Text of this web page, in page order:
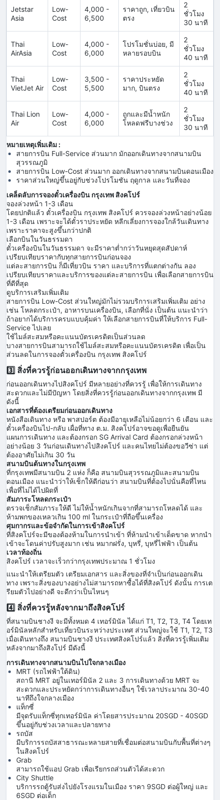
Jetstar
Asia
Low-
Cost
4,000 -
6,500
ราคาถูก, เที่ยวบิน
ตรง
2
ชั่วโมง
30 นาที
Thai
AirAsia
Low-
Cost
4,000 -
6,000
โปรโมชั่นบ่อย, มี
หลายรอบบิน
2
ชั่วโมง
40 นาที
Thai
VietJet Air
Low-
Cost
3,500 -
5,500
ราคาประหยัด
มาก, บินตรง
2
ชั่วโมง
40 นาที
Thai Lion
Air
Low-
Cost
4,000 -
6,000
ถูกและมีน้ำหนัก
โหลดฟรีบางช่วง
2
ชั่วโมง
30 นาที
หมายเหตุเพิ่มเติม :
สายการบิน Full-Service ส่วนมาก มักออกเดินทางจากสนามบิน
สุวรรณภูมิ
สายการบิน Low-Cost ส่วนมาก ออกเดินทางจากสนามบินดอนเมือง
ราคาส่วนใหญ่ขึ้นอยู่กับช่วงโปรโมชัน ฤดูกาล และวันที่จอง
เคล็ดลับการจองตั๋วเครื่องบิน กรุงเทพ สิงคโปร์
จองล่วงหน้า 1-3 เดือน
โดยปกติแล้ว ตั๋วเครื่องบิน กรุงเทพ สิงคโปร์ ควรจองล่วงหน้าอย่างน้อย
1-3 เดือน เพราะจะได้ตั๋วราประหยัด หลีกเลี่ยงการจองใกล้วันเดินทาง
เพราะราคาจะสูงขึ้นกว่าปกติ
เลือกบินในวันธรรมดา
ตั๋วเครื่องบินในวันธรรมดา จะมีราคาต่ำกว่าวันหยุดสุดสัปดาห์
เปรียบเทียบราคากับทุกสายการบินก่อนจอง
แต่ละสายการบิน ก็มีเที่ยวบิน ราคา และบริการที่แตกต่างกัน ลอง
เปรียบเทียบราคาและบริการของแต่ละสายการบิน เพื่อเลือกสายการบิน
ที่ดีที่สุด
ดูบริการเสริมเพิ่มเติม
สายการบิน Low-Cost ส่วนใหญ่มักไม่รวมบริการเสริมเพิ่มเติม อย่าง
เช่น โหลดกระเป๋า, อาหารบนเครื่องบิน, เลือกที่นั่ง เป็นต้น แนะนำว่า
ถ้าอยากได้บริการครบแบบคุ้มค่า ให้เลือกสายการบินที่ให้บริการ Full-
Service ไปเลย
ใช้ไมล์สะสมหรือคะแนนบัตรเครดิตเป็นส่วนลด
บางสายการบินสามารถใช้ไมล์สะสมหรือคะแนนบัตรเครดิต เพื่อเป็น
ส่วนลดในการจองตั๋วเครื่องบิน กรุงเทพ สิงคโปร์
3️⃣ สิ่งที่ควรรู้ก่อนออกเดินทางจากกรุงเทพ
ก่อนออกเดินทางไปสิงคโปร์ มีหลายอย่างที่ควรรู้ เพื่อให้การเดินทาง
สะดวกและไม่มีปัญหา โดยสิ่งที่ควรรู้ก่อนออกเดินทางจากกรุงเทพ มี
ดังนี้
เอกสารที่ต้องเตรียมก่อนออกเดินทาง
หนังสือเดินทาง หรือ พาสปอร์ต ต้องมีอายุเหลือไม่น้อยกว่า 6 เดือน และ
ตั๋วเครื่องบินไป-กลับ เผื่อที่ทาง ต.ม. สิงคโปร์อาจขอดูเพื่อยืนยัน
แผนการเดินทาง และต้องกรอก SG Arrival Card ต้องกรอกล่วงหน้า
อย่างน้อย 3 วันก่อนเดินทางไปสิงคโปร์ และคนไทยไม่ต้องขอวีซ่า แต่
ต้องอาศัยไม่เกิน 30 วัน
สนามบินต้นทางในกรุงเทพ
ที่กรุงเทพมีสนามบิน 2 แห่ง ก็คือ สนามบินสุวรรณภูมิและสนามบิน
ดอนเมือง แนะนำว่าให้เช็กให้ดีก่อนว่า สนามบินที่ต้องไปนั่นคือที่ไหน
เพื่อที่ไม่ได้ไปผิดที่
สัมภาระโหลดกระเป๋า
ตรวจเช็กสัมภาระให้ดี ไม่ให้น้ำหนักเกินจากที่สามารถโหลดได้ และ
ห้ามพกของเหลวเกิน 100 ml ในกระเป๋าที่ถือขึ้นเครื่อง
ศุมกากรและข้อจำกัดในการเข้าสิงคโปร์
ที่สิงคโปร์จะมีของต้องห้ามในการนำเข้า ที่ห้ามนำเข้าเด็ดขาด หากนำ
เข้าจะโดนค่าปรับสูงมาก เช่น หมากฝรั่ง, บุหรี่, บุหรี่ไฟฟ้า เป็นต้น
เวลาท้องถิ่น
สิงคโปร์ เวลาจะเร็วกว่ากรุงเทพประมาณ 1 ชั่วโมง
แนะนำให้เตรียมตัว เตรียมเอกสาร และสิ่งของที่จำเป็นก่อนออกเดิน
ทาง เพราะสิ่งของบางอย่างไม่สามารถหาซื้อได้ที่สิงคโปร์ ดังนั้น การเต
รียมตัวไปอย่างดี จะดีกว่าเป็นไหนๆ
4️⃣ สิ่งที่ควรรู้หลังจากมาถึงสิงคโปร์
ที่สนามบินชางงี จะมีทั้งหมด 4 เทอร์มินัล ได้แก่ T1, T2, T3, T4 โดยเท
อร์มินัลหลักสำหรับเที่ยวบินระหว่างประเทศ ส่วนใหญ่จะใช้ T1, T2, T3
เมื่อเดินทางถึง สนามบินชางงี ประเทศสิงคโปร์แล้ว สิ่งที่ควรรู้เพิ่มเติม
หลังจากมาถึงสิงโปร์ มีดังนี้
การเดินทางจากสนามบินไปใจกลางเมือง
MRT (รถไฟฟ้าใต้ดิน)
สถานี MRT อยู่ในเทอร์มินัล 2 และ 3 การเดินทางด้วย MRT จะ
สะดวกและประหยัดกว่าการเดินทางอื่นๆ ใช้เวลาประมาณ 30-40
นาทีถึงใจกลางเมือง
แท็กซี่
มีจุดรับแท็กซี่ทุกเทอร์มินัล ค่าโดยสารประมาณ 20SGD - 40SGD
ขึ้นอยู่กับช่วงเวลาและปลายทาง
รถบัส
มีบริการรถบัสสาธารณะหลายสายที่เชื่อมต่อสนามบินกับพื้นที่ต่างๆ
ในสิงคโปร์
Grab
สามารถใช้แอป Grab เพื่อเรียกรถส่วนตัวได้สะดวก
City Shuttle
บริการรถตู้รับส่งไปยังโรงแรมในเมือง ราคา 9SGD ต่อผู้ใหญ่ และ
6SGD ต่อเด็ก